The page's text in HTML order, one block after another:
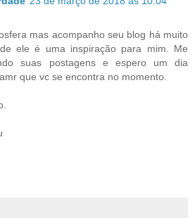
mas acompanho seu blog há muito
ele é uma inspiração para mim. Me
suas postagens e espero um dia
que vc se encontra no momento.